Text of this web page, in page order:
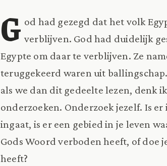
G od had gezegd dat het volk
verblijven. God had duidelijk
Egypte om daar te verblijven. Ze
teruggekeerd waren uit
als we dan dit gedeelte lezen, denk
onderzoeken. Onderzoek jezelf. Is
ingaat, is er een gebied in je leven
Gods Woord verboden heeft, of doe
heeft?